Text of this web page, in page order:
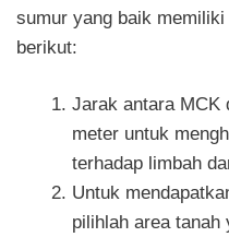
sumur yang baik
berikut:
Jarak antara MCK
meter untuk
terhadap limbah
Untuk
pilihlah area tanah